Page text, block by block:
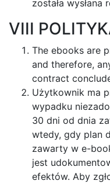
została wysłana
VIII
The ebooks are
and therefore,
contract
Użytkownik ma
wypadku
30 dni od dnia
wtedy, gdy plan
zawarty w e-
jest
efektów. Aby